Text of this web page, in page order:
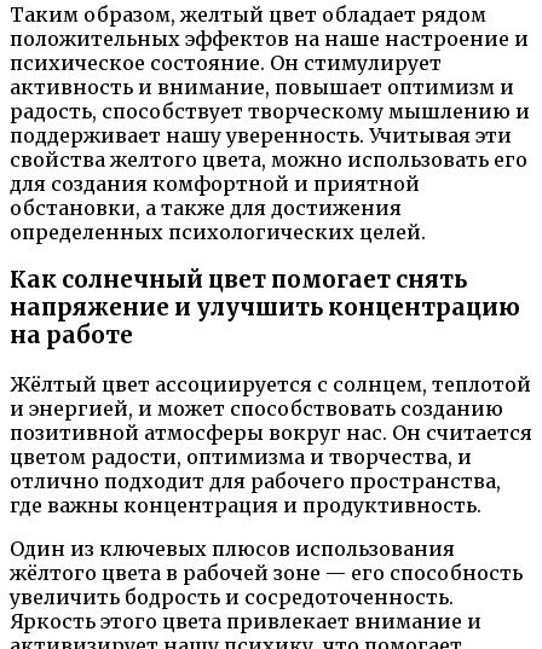
Таким образом, желтый цвет обладает рядом
положительных эффектов на наше настроение и
психическое состояние. Он стимулирует
активность и внимание, повышает оптимизм и
радость, способствует творческому мышлению и
поддерживает нашу уверенность. Учитывая эти
свойства желтого цвета, можно использовать его
для создания комфортной и приятной
обстановки, а также для достижения
определенных психологических целей.
Как солнечный цвет помогает снять
напряжение и улучшить концентрацию
на работе
Жёлтый цвет ассоциируется с солнцем, теплотой
и энергией, и может способствовать созданию
позитивной атмосферы вокруг нас. Он считается
цветом радости, оптимизма и творчества, и
отлично подходит для рабочего пространства,
где важны концентрация и продуктивность.
Один из ключевых плюсов использования
жёлтого цвета в рабочей зоне — его способность
увеличить бодрость и сосредоточенность.
Яркость этого цвета привлекает внимание и